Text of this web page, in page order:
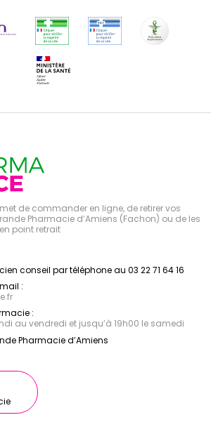
de commander en ligne, de retirer vos
Pharmacie d’Amiens (Fachon) ou de les
point retrait
conseil par téléphone au 03 22 71 64 16
:
:
au vendredi et jusqu’à 19h00 le samedi
Pharmacie d’Amiens